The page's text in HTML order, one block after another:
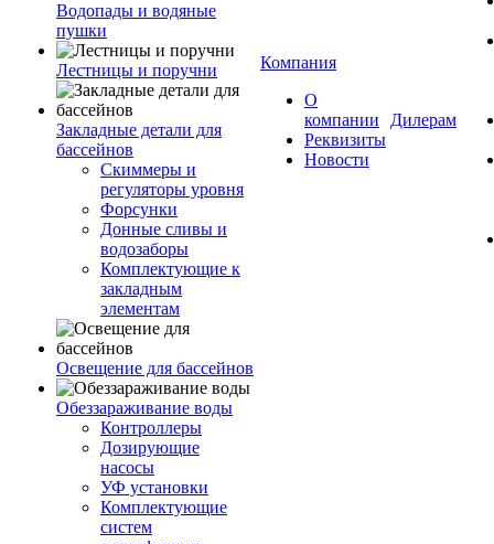
Водопады и водяные
пушки
Лестницы и поручни
Закладные детали для
бассейнов
Скиммеры и
регуляторы уровня
Форсунки
Донные сливы и
водозаборы
Комплектующие к
закладным
элементам
Освещение для бассейнов
Обеззараживание воды
Контроллеры
Дозирующие
насосы
УФ установки
Комплектующие
систем
Компания
О
компании
Реквизиты
Новости
Дилерам